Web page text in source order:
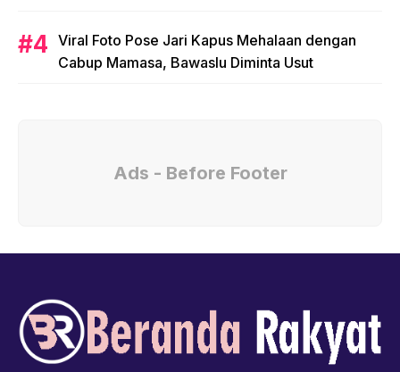
Viral Foto Pose Jari Kapus Mehalaan dengan
Cabup Mamasa, Bawaslu Diminta Usut
Ads - Before Footer